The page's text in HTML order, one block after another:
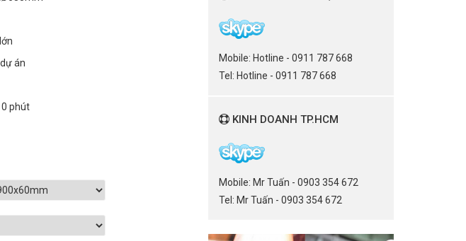
án
phút
Mobile: Hotline - 0911 787 668
Tel: Hotline - 0911 787 668
KINH DOANH TP.HCM
Mobile: Mr Tuấn - 0903 354 672
Tel: Mr Tuấn - 0903 354 672